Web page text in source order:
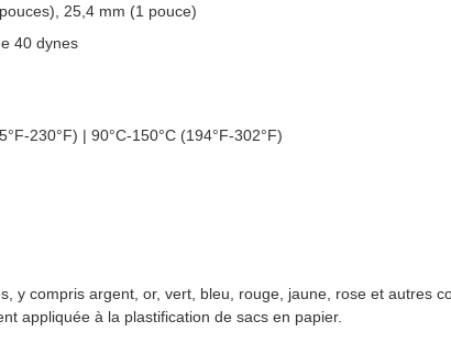
25,4 mm (1 pouce)
40 dynes
230°F) | 90°C-150°C (194°F-302°F)
y compris argent, or, vert, bleu, rouge, jaune, rose et autres
appliquée à la plastification de sacs en papier.